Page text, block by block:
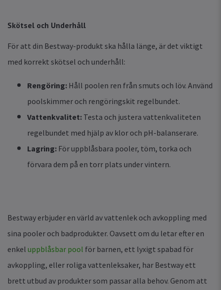
Skötsel och Underhåll
För att din Bestway-produkt ska hålla länge, är det viktigt
med korrekt skötsel och underhåll:
Rengöring: Håll poolen ren från smuts och löv. Använd
poolskimmer och rengöringskit regelbundet.
Vattenkvalitet: Testa och justera vattenkvaliteten
regelbundet med hjälp av klor och pH-balanserare.
Lagring: För uppblåsbara pooler, töm, torka och
förvara dem på en torr plats under vintern.
Bestway erbjuder en värld av vattenlek och avkoppling med
sina pooler och badprodukter. Oavsett om du letar efter en
enkel uppblåsbar pool för barnen, ett lyxigt spabad för
avkoppling, eller roliga vattenleksaker, har Bestway ett
brett utbud av produkter som passar alla behov. Genom att